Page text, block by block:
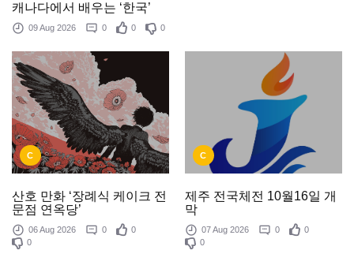
캐나다에서 배우는 ‘한국’
09 Aug 2026 0 0 0
C
산호 만화 ‘장례식 케이크 전
문점 연옥당’
06 Aug 2026 0
0
0
C
제주 전국체전 10월16일 개
막
07 Aug 2026 0
0
0